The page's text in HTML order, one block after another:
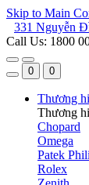
Skip to Main
331 Nguyễn
Call Us: 1800
0 0
Thương
Thương
Chopard
Omega
Patek
Rolex